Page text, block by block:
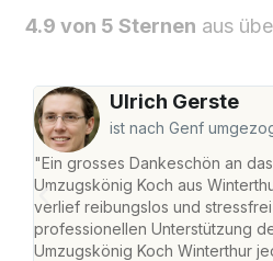
4.9 von 5 Sternen aus
Ulrich Gerste
ist nach Genf
"Ein grosses Dankeschön an
Umzugskönig Koch aus
verlief reibungslos und
professionellen Unterstützung
Umzugskönig Koch Winterthur